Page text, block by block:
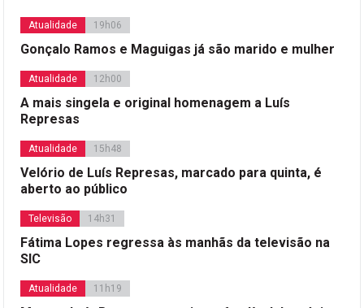
Atualidade 19h06
Gonçalo Ramos e Maguigas já são marido e mulher
Atualidade 12h00
A mais singela e original homenagem a Luís
Represas
Atualidade 15h48
Velório de Luís Represas, marcado para quinta, é
aberto ao público
Televisão 14h31
Fátima Lopes regressa às manhãs da televisão na
SIC
Atualidade 11h19